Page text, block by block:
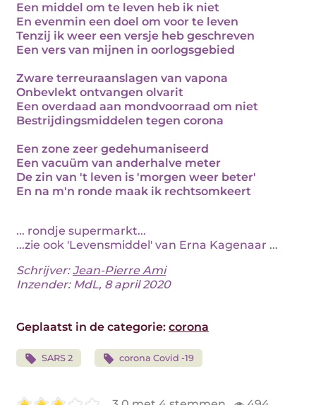
Een middel om te leven heb ik niet
En evenmin een doel om voor te leven
Tenzij ik weer een versje heb geschreven
Een vers van mijnen in oorlogsgebied
Zware terreuraanslagen van vapona
Onbevlekt ontvangen olvarit
Een overdaad aan mondvoorraad om niet
Bestrijdingsmiddelen tegen corona
Een zone zeer gedehumaniseerd
Een vacuüm van anderhalve meter
De zin van 't leven is 'morgen weer beter'
En na m'n ronde maak ik rechtsomkeert
... rondje supermarkt...
...zie ook 'Levensmiddel' van Erna Kagenaar ...
Schrijver:Jean-Pierre Ami
Inzender: MdL, 8 april 2020
Geplaatst in de categorie: corona
SARS 2 corona Covid -19